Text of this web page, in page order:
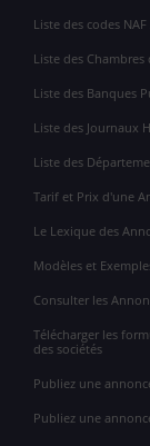
Liste des codes NAF
Liste des
Liste des Banques
Liste des Journaux
Liste des
Tarif et Prix d'une
Le Lexique des
Modèles et
Consulter les
Télécharger les
des sociétés
Publiez une
Publiez une